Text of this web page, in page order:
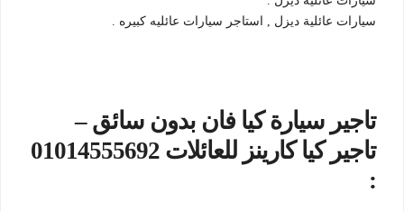
سيارات عائلية ديزل , استاجر سيارات عائليه كبيره .
تاجير سيارة كيا فان بدون سائق –
تاجير كيا كارينز للعائلات 01014555692
: